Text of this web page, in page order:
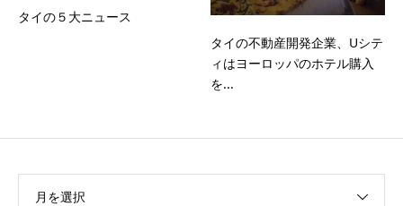
タイの５大ニュース
タイの不動産開発企業、Uシテ
ィはヨーロッパのホテル購入
を...
月を選択